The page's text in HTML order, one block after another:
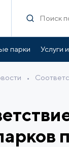
парки Услуги
•